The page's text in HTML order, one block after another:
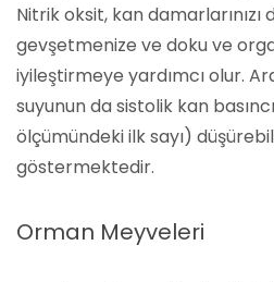
Nitrik oksit, kan
gevşetmenize ve doku ve
iyileştirmeye yardımcı olur.
suyunun da sistolik kan
ölçümündeki ilk sayı)
göstermektedir.
Orman Meyveleri